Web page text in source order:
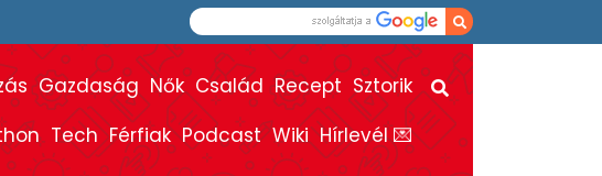
Gazdaság Nők Család Recept Sztorik
Tech Férfiak Podcast Wiki Hírlevél 💌